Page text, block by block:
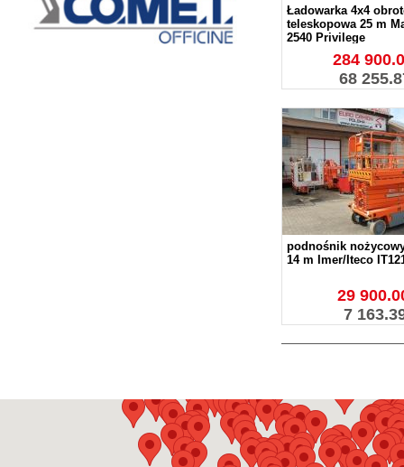
Ładowarka 4x4
teleskopowa 25 m
2540 Privilege
284
68
podnośnik
14 m Imer/Iteco
29
7